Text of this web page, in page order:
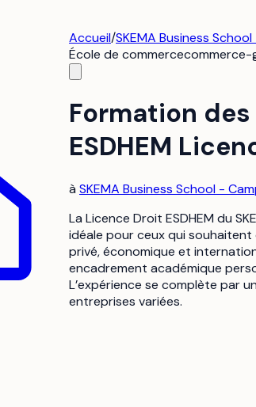
Accueil/SKEMA Business
École de commercecommerce-
Formation
ESDHEM
à SKEMA Business School -
La Licence Droit ESDHEM du
idéale pour ceux qui
privé, économique et
encadrement académique
L’expérience se complète par
entreprises variées.